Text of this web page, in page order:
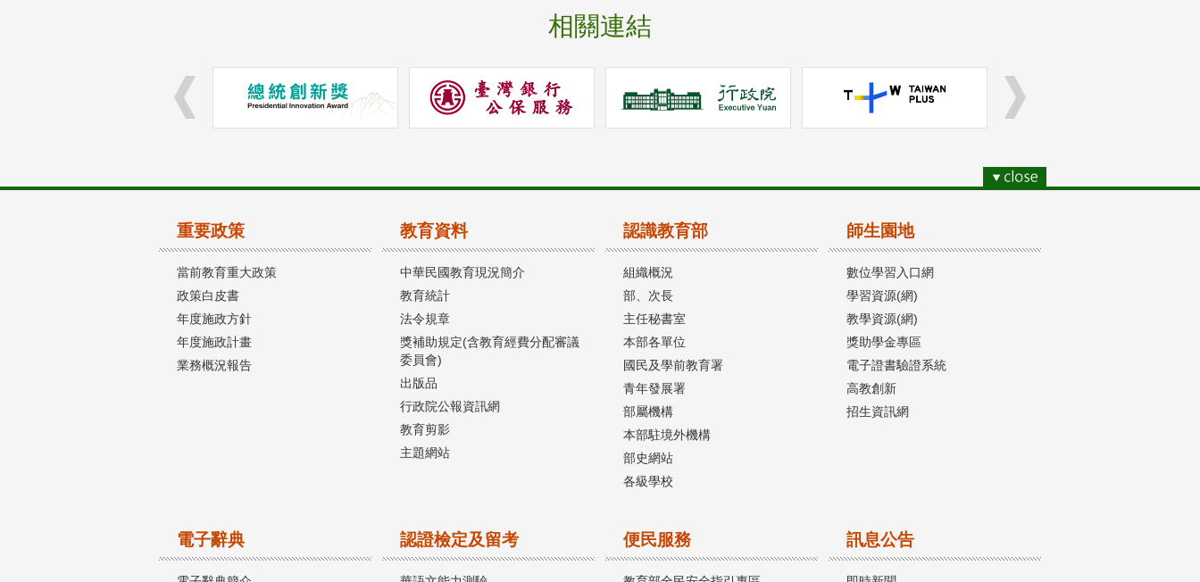
相關連結
重要政策
當前教育重大政策
政策白皮書
年度施政方針
年度施政計畫
業務概況報告
教育資料
中華民國教育現況簡介
教育統計
法令規章
獎補助規定(含教育經費分配審議
委員會)
出版品
行政院公報資訊網
教育剪影
主題網站
認識教育部
組織概況
部、次長
主任秘書室
本部各單位
國民及學前教育署
青年發展署
部屬機構
本部駐境外機構
部史網站
各級學校
師生園地
數位學習入口網
學習資源(網)
教學資源(網)
獎助學金專區
電子證書驗證系統
高教創新
招生資訊網
電子辭典 認證檢定及留考 便民服務 訊息公告